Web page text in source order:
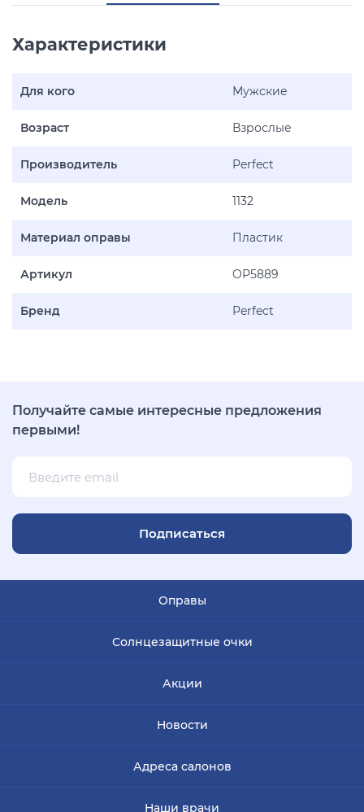
Характеристики
Для кого Мужские
Возраст Взрослые
Производитель Perfect
Модель 1132
Материал оправы Пластик
Артикул OP5889
Бренд Perfect
Получайте самые интересные предложения
первыми!
Подписаться
Оправы
Солнцезащитные очки
Акции
Новости
Адреса салонов
Наши врачи